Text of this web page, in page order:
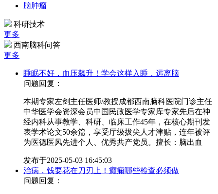
脑肿瘤
科研技术
更多
西南脑科问答
更多
睡眠不好，血压飙升！学会这样入睡，远离脑
问题回复：
本期专家左剑主任医师/教授成都西南脑科医院门诊主任
中华医学会资深会员中国民政医学专家库专家先后在神
经内科从事教学、科研、临床工作45年，在核心期刊发
表学术论文50余篇，享受厅级拔尖人才津贴，连年被评
为医德医风先进个人、优秀共产党员。擅长：脑出血
发布于2025-05-03 16:45:03
治病，钱要花在刀刃上！癫痫哪些检查必须做
问题回复：